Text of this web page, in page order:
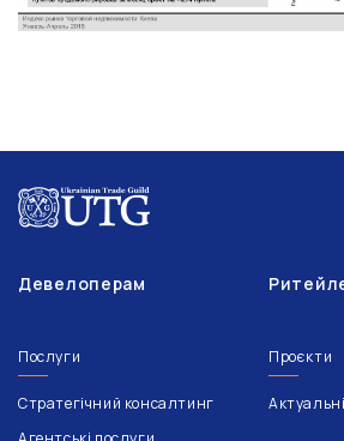
Девелоперам
Послуги
Стратегічний консалтинг
Проєкти
Актуальні